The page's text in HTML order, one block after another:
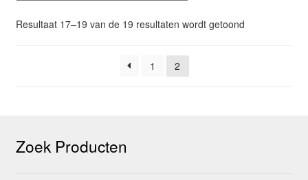
kan
Resultaat 17–19 van de 19 resultaten wordt getoond
1 2
Zoek Producten